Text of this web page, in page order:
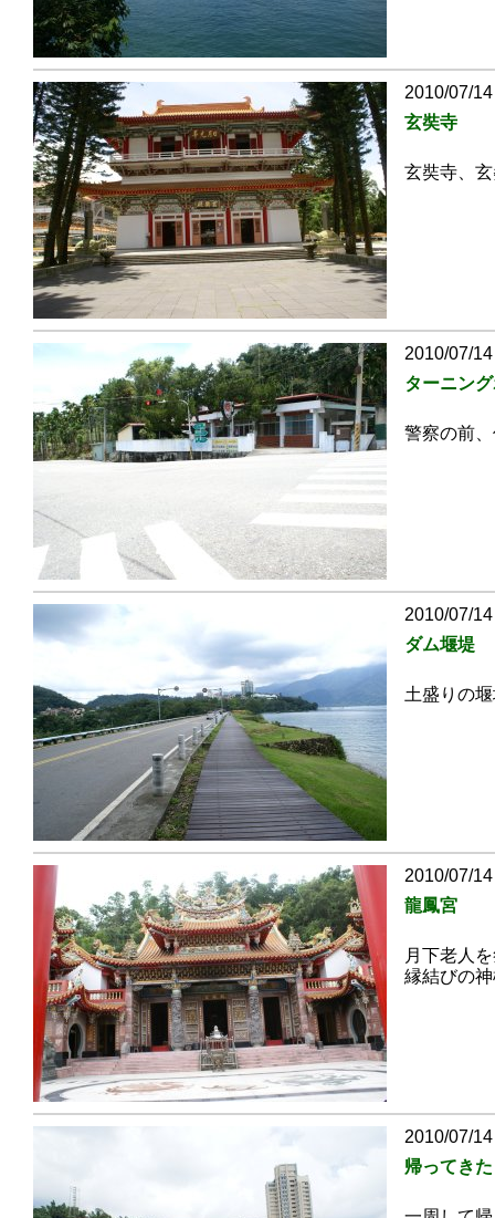
2010/07/
玄奘寺
玄奘寺、
2010/07/
ターニン
警察の前
2010/07/
ダム堰堤
土盛りの
2010/07/
龍鳳宮
月下老人
縁結びの
2010/07/
帰ってきた